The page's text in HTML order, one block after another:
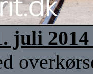
juli